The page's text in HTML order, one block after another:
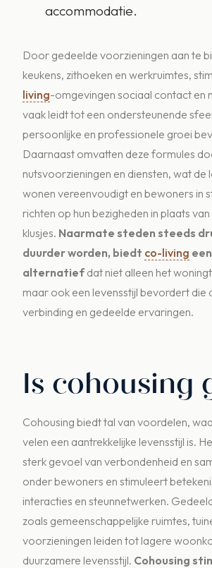
accommodatie.
Door gedeelde voorzieningen aan te
keukens, zithoeken en werkruimtes,
living-omgevingen sociaal contact en
vaak leidt tot een ondersteunende
persoonlijke en professionele groei
Daarnaast omvatten deze formules
nutsvoorzieningen en diensten, wat de
wonen vereenvoudigt en bewoners in
richten op hun bezigheden in plaats
klusjes. Naarmate steden steeds
duurder worden, biedt co-living
alternatiefdat niet alleen het
maar ook een levensstijl bevordert die
verbinding en gedeelde ervaringen.
Is cohousing
Cohousing biedt tal van voordelen,
velen een aantrekkelijke levensstijl is.
sterk gevoel van verbondenheid en
onder bewoners en stimuleert
interacties en steunnetwerken.
zoals gemeenschappelijke ruimtes,
voorzieningen leiden tot lagere
duurzamere levensstijl. Cohousing